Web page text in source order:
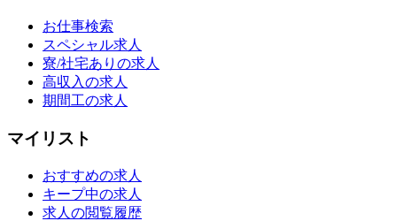
お仕事検索
スペシャル求人
寮/社宅ありの求人
高収入の求人
期間工の求人
マイリスト
おすすめの求人
キープ中の求人
求人の閲覧履歴